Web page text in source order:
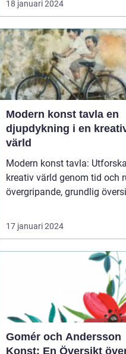
18 januari 2024
Modern konst tavla en
djupdykning i en
värld
Modern konst tavla:
kreativ värld genom tid och
övergripande, grundlig
17 januari 2024
Gomér och Andersson
Konst: En Översikt